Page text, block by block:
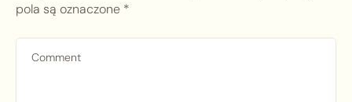
pola są oznaczone *